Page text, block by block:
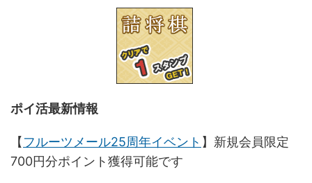
ポイ活最新情報
【フルーツメール25周年イベント 】新規会員限定
700円分ポイント獲得可能です